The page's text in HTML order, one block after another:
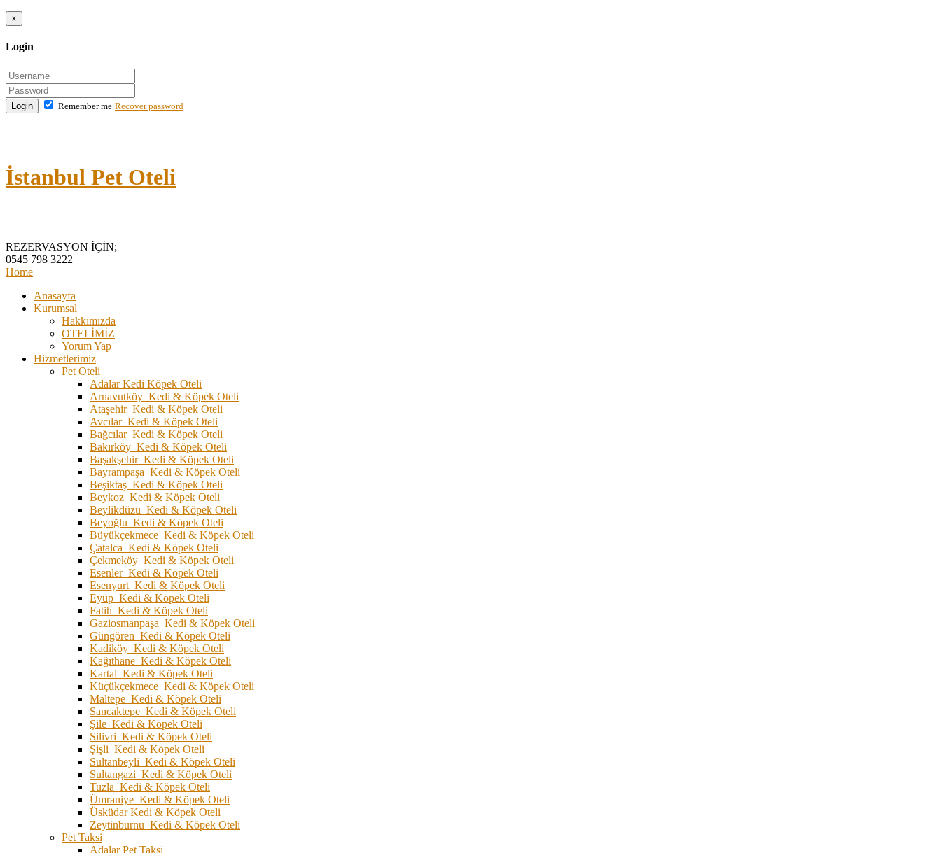
×
Login
Login Remember me Recover password
İstanbul Pet Oteli
REZERVASYON İÇİN;
0545 798 3222
Home
Anasayfa
Kurumsal
Hakkımızda
OTELİMİZ
Yorum Yap
Hizmetlerimiz
Pet Oteli
Adalar Kedi Köpek Oteli
Arnavutköy Kedi & Köpek Oteli
Ataşehir Kedi & Köpek Oteli
Avcılar Kedi & Köpek Oteli
Bağcılar Kedi & Köpek Oteli
Bakırköy Kedi & Köpek Oteli
Başakşehir Kedi & Köpek Oteli
Bayrampaşa Kedi & Köpek Oteli
Beşiktaş Kedi & Köpek Oteli
Beykoz Kedi & Köpek Oteli
Beylikdüzü Kedi & Köpek Oteli
Beyoğlu Kedi & Köpek Oteli
Büyükçekmece Kedi & Köpek Oteli
Çatalca Kedi & Köpek Oteli
Çekmeköy Kedi & Köpek Oteli
Esenler Kedi & Köpek Oteli
Esenyurt Kedi & Köpek Oteli
Eyüp Kedi & Köpek Oteli
Fatih Kedi & Köpek Oteli
Gaziosmanpaşa Kedi & Köpek Oteli
Güngören Kedi & Köpek Oteli
Kadiköy Kedi & Köpek Oteli
Kağıthane Kedi & Köpek Oteli
Kartal Kedi & Köpek Oteli
Küçükçekmece Kedi & Köpek Oteli
Maltepe Kedi & Köpek Oteli
Sancaktepe Kedi & Köpek Oteli
Şile Kedi & Köpek Oteli
Silivri Kedi & Köpek Oteli
Şişli Kedi & Köpek Oteli
Sultanbeyli Kedi & Köpek Oteli
Sultangazi Kedi & Köpek Oteli
Tuzla Kedi & Köpek Oteli
Ümraniye Kedi & Köpek Oteli
Üsküdar Kedi & Köpek Oteli
Zeytinburnu Kedi & Köpek Oteli
Pet Taksi
Adalar Pet Taksi